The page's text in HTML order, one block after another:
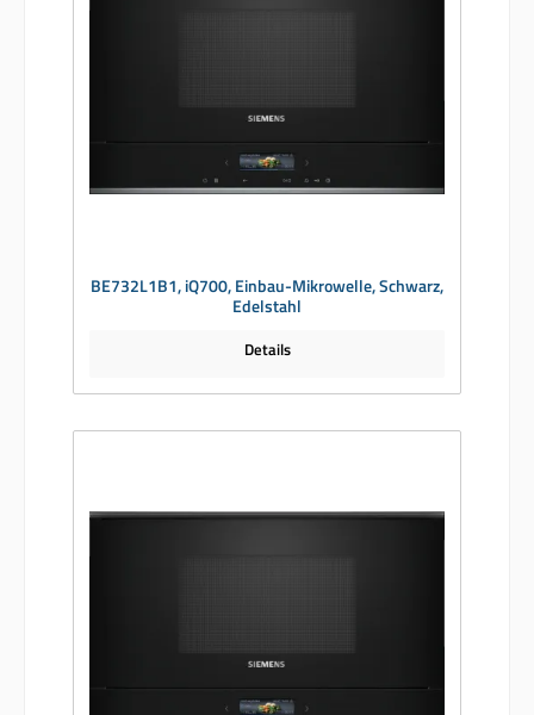
BE732L1B1, iQ700, Einbau-Mikrowelle, Schwarz,
Edelstahl
Details